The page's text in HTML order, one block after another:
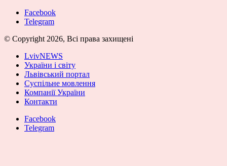
Facebook
Telegram
© Copyright 2026, Всі права захищені
LvivNEWS
України і світу
Львівський портал
Суспільне мовлення
Компанії України
Контакти
Facebook
Telegram